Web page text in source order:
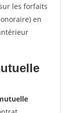
les forfaits
en